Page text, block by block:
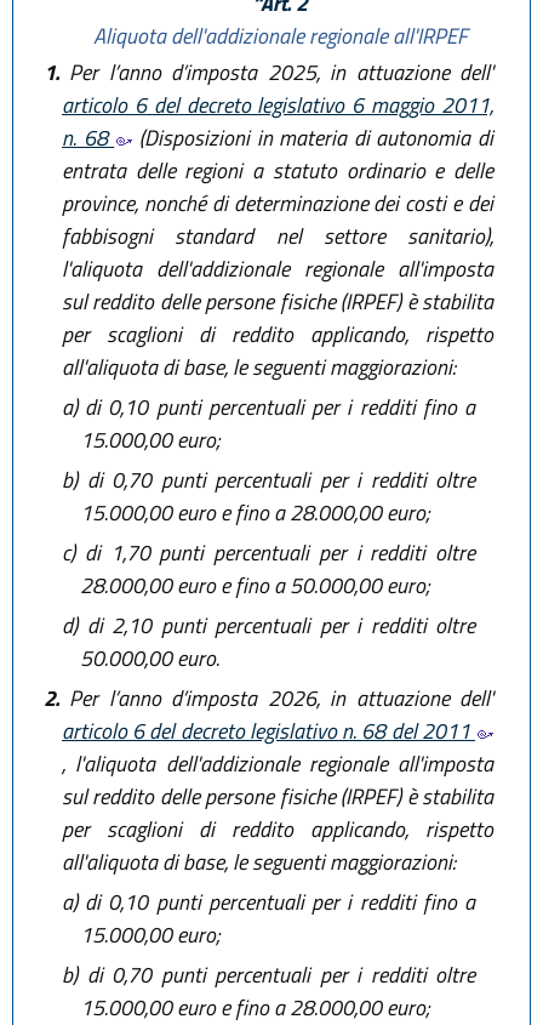
Aliquota dell'addizionale regionale all'IRPEF
1.Per l’anno d’imposta 2025, in attuazione dell'
articolo 6 del decreto legislativo 6 maggio 2011,
n. 68
(Disposizioni in materia di autonomia di
entrata delle regioni a statuto ordinario e delle
province, nonché di determinazione dei costi e dei
fabbisogni standard nel settore sanitario),
l'aliquota dell'addizionale regionale all'imposta
sul reddito delle persone fisiche (IRPEF) è stabilita
per scaglioni di reddito applicando, rispetto
all'aliquota di base, le seguenti maggiorazioni:
a)di 0,10 punti percentuali per i redditi fino a
15.000,00 euro;
b)di 0,70 punti percentuali per i redditi oltre
15.000,00 euro e fino a 28.000,00 euro;
c)di 1,70 punti percentuali per i redditi oltre
28.000,00 euro e fino a 50.000,00 euro;
d)di 2,10 punti percentuali per i redditi oltre
50.000,00 euro.
2.Per l’anno d’imposta 2026, in attuazione dell'
articolo 6 del decreto legislativo n. 68 del 2011
, l'aliquota dell'addizionale regionale all'imposta
sul reddito delle persone fisiche (IRPEF) è stabilita
per scaglioni di reddito applicando, rispetto
all'aliquota di base, le seguenti maggiorazioni:
a)di 0,10 punti percentuali per i redditi fino a
15.000,00 euro;
b)di 0,70 punti percentuali per i redditi oltre
15.000,00 euro e fino a 28.000,00 euro;